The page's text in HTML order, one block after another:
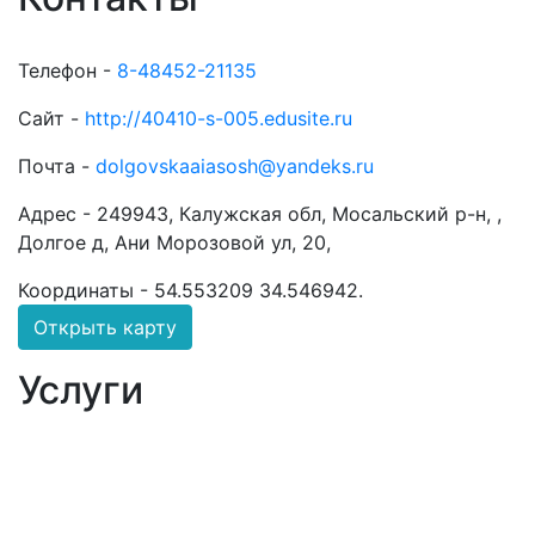
Телефон - 8-48452-21135
Сайт - http://40410-s-005.edusite.ru
Почта - dolgovskaaiasosh@yandeks.ru
Адрес - 249943, Калужская обл, Мосальский р-н, ,
Долгое д, Ани Морозовой ул, 20,
Координаты - 54.553209 34.546942.
Открыть карту
Услуги